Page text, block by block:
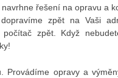
řešení na opravu a
zpět na Vaši
zpět. Když
Provádíme opravy a